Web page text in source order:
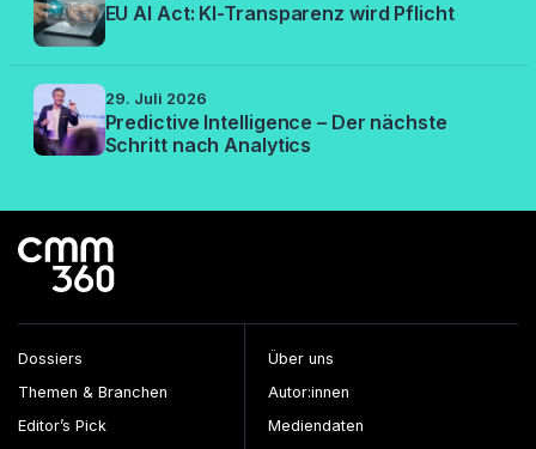
EU AI Act: KI-Transparenz wird Pflicht
29. Juli 2026
Predictive Intelligence – Der nächste
Schritt nach Analytics
Dossiers
Themen & Branchen
Editor’s Pick
Über uns
Autor:innen
Mediendaten